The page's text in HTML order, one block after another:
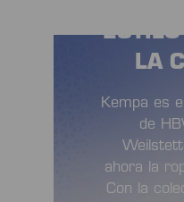
LA
Kempa es
de
ahora la
Con la